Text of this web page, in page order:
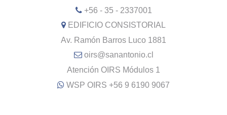
+56 - 35 - 2337001
EDIFICIO CONSISTORIAL
Av. Ramón Barros Luco 1881
oirs@sanantonio.cl
Atención OIRS Módulos 1
WSP OIRS +56 9 6190 9067